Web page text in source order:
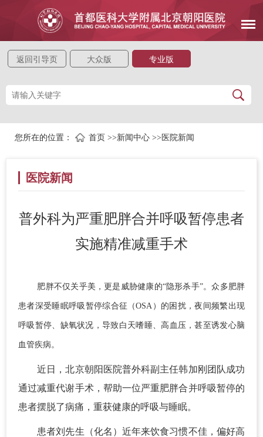
返回引导页 大众版 专业版
您所在的位置： 首页 >>新闻中心 >> 医院新闻
医院新闻
普外科为严重肥胖合并呼吸暂停患者
实施精准减重手术
肥胖不仅关乎美，更是威胁健康的“隐形杀手”。众多肥胖
患者深受睡眠呼吸暂停综合征（OSA）的困扰，夜间频繁出现
呼吸暂停、缺氧状况，导致白天嗜睡、高血压，甚至诱发心脑
血管疾病。
近日，北京朝阳医院普外科副主任韩加刚团队成功
通过减重代谢手术，帮助一位严重肥胖合并呼吸暂停的
患者摆脱了病痛，重获健康的呼吸与睡眠。
患者刘先生（化名）近年来饮食习惯不佳，偏好高